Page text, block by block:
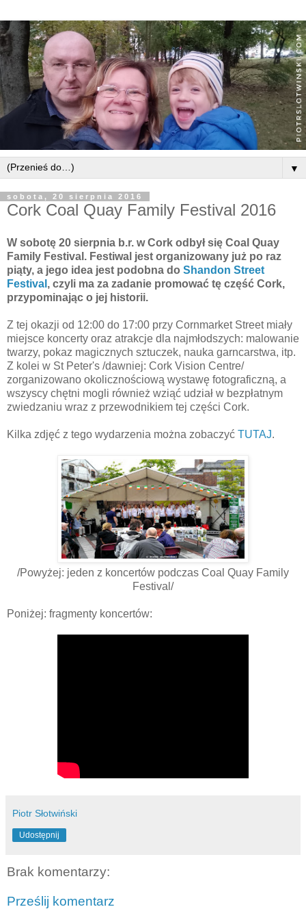
▼
sobota, 20 sierpnia 2016
Cork Coal Quay Family Festival 2016
W sobotę 20 sierpnia b.r. w Cork odbył się Coal Quay
Family Festival. Festiwal jest organizowany już po raz
piąty, a jego idea jest podobna do Shandon Street
Festival , czyli ma za zadanie promować tę część Cork,
przypominając o jej historii.
Z tej okazji od 12:00 do 17:00 przy Cornmarket Street miały
miejsce koncerty oraz atrakcje dla najmłodszych: malowanie
twarzy, pokaz magicznych sztuczek, nauka garncarstwa, itp.
Z kolei w St Peter's /dawniej: Cork Vision Centre/
zorganizowano okolicznościową wystawę fotograficzną, a
wszyscy chętni mogli również wziąć udział w bezpłatnym
zwiedzaniu wraz z przewodnikiem tej części Cork.
Kilka zdjęć z tego wydarzenia można zobaczyć TUTAJ.
/Powyżej: jeden z koncertów podczas Coal Quay Family
Festival/
Poniżej: fragmenty koncertów:
Piotr Słotwiński
Udostępnij
Brak komentarzy:
Prześlij komentarz